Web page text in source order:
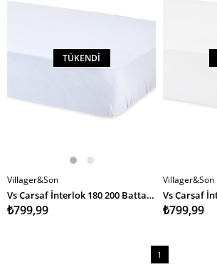
TÜKENDI
Villager&Son
Vs Çarşaf İnterlok 180 200 Battal Boy MAVİ
₺799,99
Villager&Son
₺799,99
1